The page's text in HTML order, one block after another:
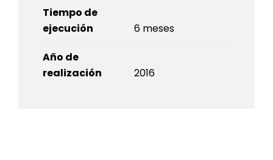
Tiempo de
ejecución
6 meses
Año de
realización
2016